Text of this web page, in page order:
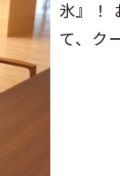
氷』！
て、ク